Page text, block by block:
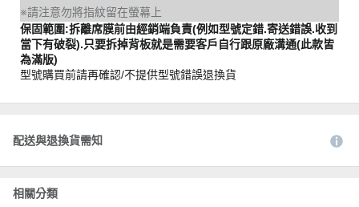
※請注意勿將指紋留在螢幕上
保固範圍:拆離席膜前由經銷端負責(例如型號定錯.寄送錯誤.收到
當下有破裂).只要拆掉背板就是需要客戶自行跟原廠溝通(此款皆
為滿版)
型號購買前請再確認/不提供型號錯誤退換貨
配送與退換貨需知
相關分類